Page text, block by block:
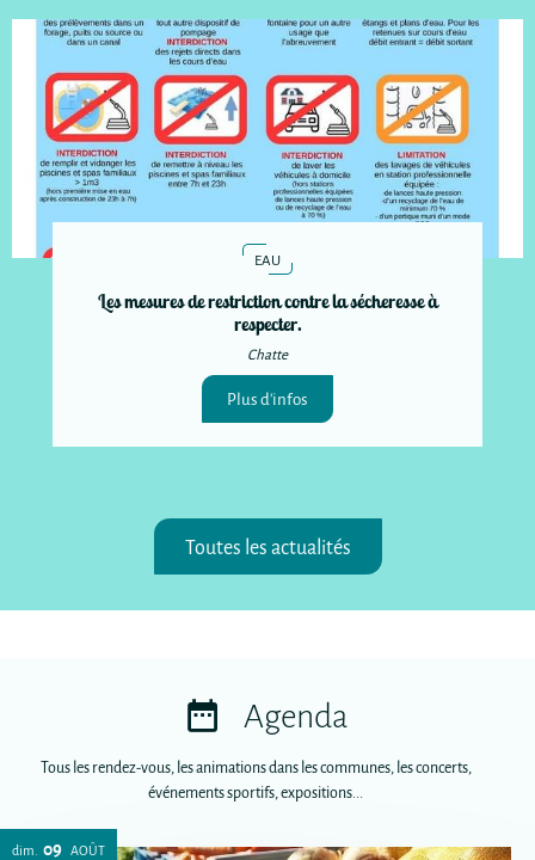
EAU
Les mesures de restriction contre la sécheresse à
respecter.
Chatte
Plus d'infos
Toutes les actualités
Agenda
Tous les rendez-vous, les animations dans les communes, les concerts,
événements sportifs, expositions...
dim. 09 AOÛT